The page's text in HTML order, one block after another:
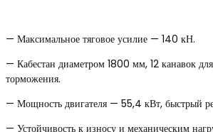
— Максимальное тяговое усилие — 140 кН.
— Кабестан диаметром 1800 мм, 12 канавок
торможения.
— Мощность двигателя — 55,4 кВт, быстрый
— Устойчивость к износу и механическим